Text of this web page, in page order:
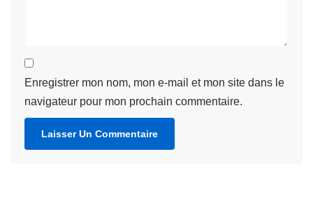
Enregistrer mon nom, mon e-mail et mon site dans le
navigateur pour mon prochain commentaire.